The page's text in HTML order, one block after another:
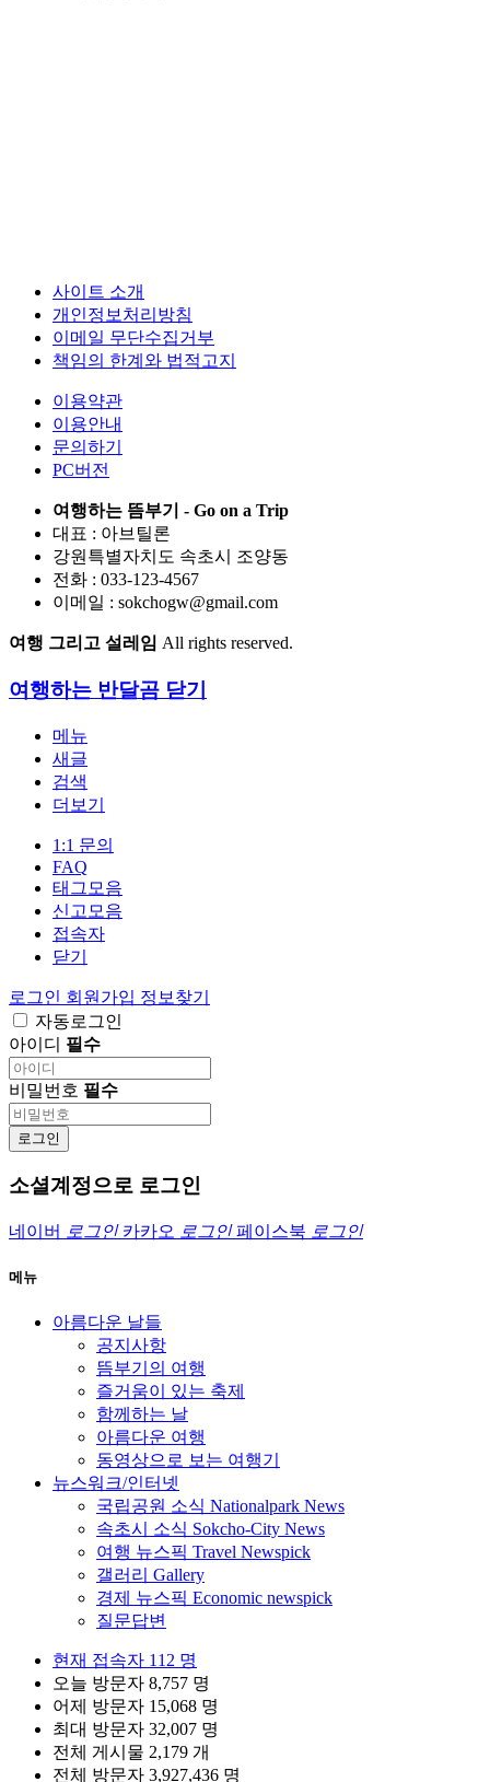
사이트 소개
개인정보처리방침
이메일 무단수집거부
책임의 한계와 법적고지
이용약관
이용안내
문의하기
PC버전
여행하는 뜸부기 - Go on a Trip
대표 : 아브틸론
강원특별자치도 속초시 조양동
전화 : 033-123-4567
이메일 : sokchogw@gmail.com
여행 그리고 설레임 All rights reserved.
여행하는 반달곰 닫기
메뉴
새글
검색
더보기
1:1 문의
FAQ
태그모음
신고모음
접속자
닫기
로그인 회원가입 정보찾기
자동로그인
아이디 필수
비밀번호 필수
로그인
소셜계정으로 로그인
네이버 로그인 카카오 로그인 페이스북 로그인
메뉴
아름다운 날들
공지사항
뜸부기의 여행
즐거움이 있는 축제
함께하는 날
아름다운 여행
동영상으로 보는 여행기
뉴스워크/인터넷
국립공원 소식 Nationalpark News
속초시 소식 Sokcho-City News
여행 뉴스픽 Travel Newspick
갤러리 Gallery
경제 뉴스픽 Economic newspick
질문답변
현재 접속자 112 명
오늘 방문자 8,757 명
어제 방문자 15,068 명
최대 방문자 32,007 명
전체 게시물 2,179 개
전체 방문자 3,927,436 명